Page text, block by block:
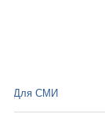
Для СМИ